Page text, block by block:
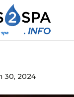
30, 2024